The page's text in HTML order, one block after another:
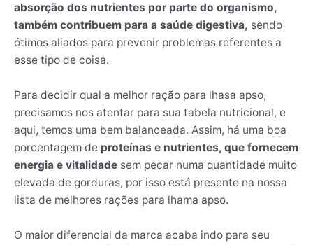
absorção dos nutrientes por parte do organismo,
também contribuem para a saúde digestiva, sendo
ótimos aliados para prevenir problemas referentes a
esse tipo de coisa.
Para decidir qual a melhor ração para lhasa apso,
precisamos nos atentar para sua tabela nutricional, e
aqui, temos uma bem balanceada. Assim, há uma boa
porcentagem de proteínas e nutrientes, que fornecem
energia e vitalidade sem pecar numa quantidade muito
elevada de gorduras, por isso está presente na nossa
lista de melhores rações para lhama apso.
O maior diferencial da marca acaba indo para seu